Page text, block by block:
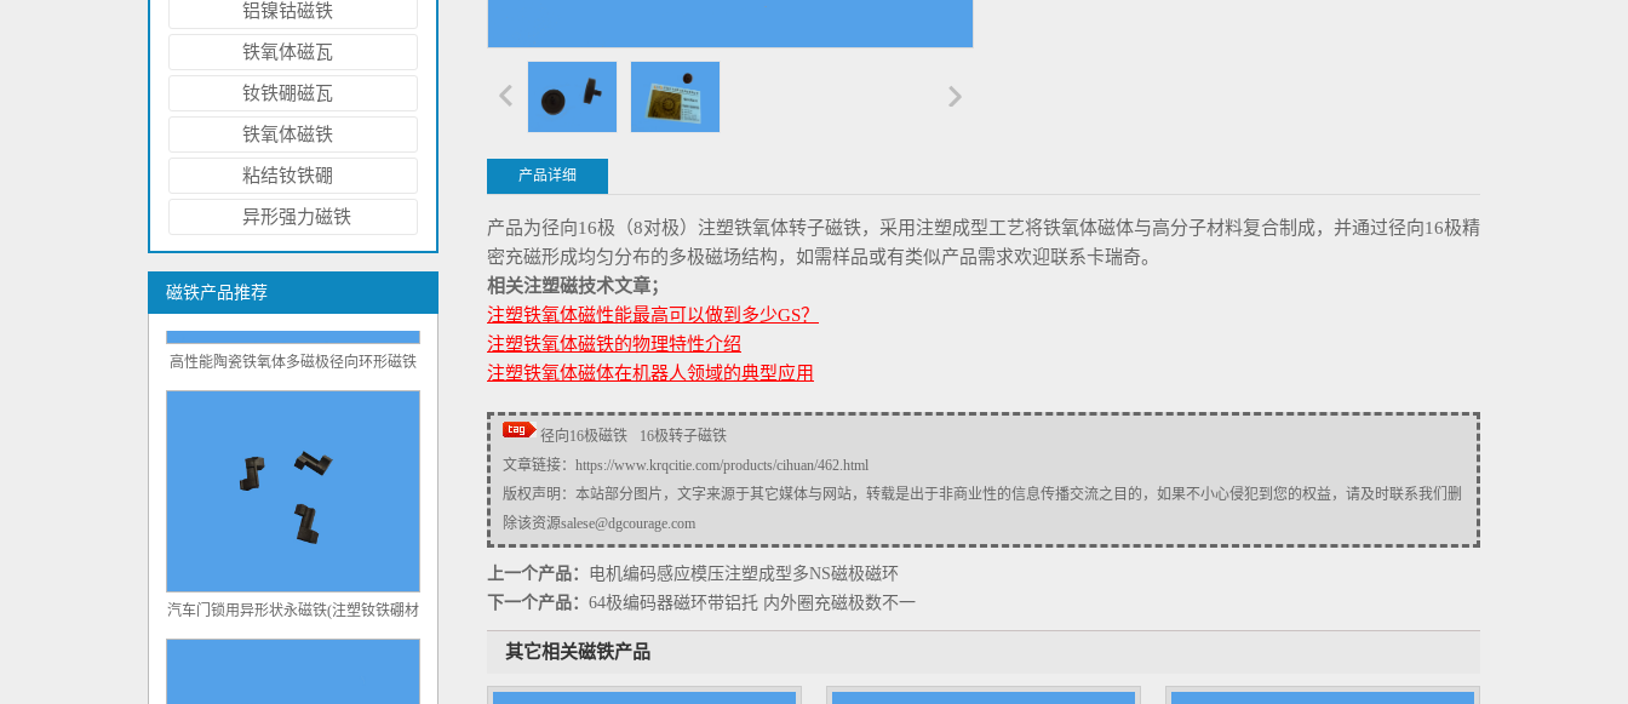
铝镍钴磁铁
铁氧体磁瓦
钕铁硼磁瓦
铁氧体磁铁
粘结钕铁硼
异形强力磁铁
磁铁产品推荐
侧面钻孔的钕铁硼圆环磁铁 N52
高性能陶瓷铁氧体多磁极径向环形磁铁
汽车门锁用异形状永磁铁(注塑钕铁硼材
产品详细
产品为径向16极（8对极）注塑铁氧体转子磁铁，采用注塑成型工艺将铁氧体磁体与高分子材料复合制成，并通过径向16极精
密充磁形成均匀分布的多极磁场结构，如需样品或有类似产品需求欢迎联系卡瑞奇。
相关注塑磁技术文章；
注塑铁氧体磁性能最高可以做到多少GS？
注塑铁氧体磁铁的物理特性介绍
注塑铁氧体磁体在机器人领域的典型应用
径向16极磁铁
16极转子磁铁
文章链接： https://www.krqcitie.com/products/cihuan/462.html
版权声明：本站部分图片，文字来源于其它媒体与网站，转载是出于非商业性的信息传播交流之目的，如果不小心侵犯到您的权益，请及时联系我们删
除该资源salese@dgcourage.com
上一个产品： 电机编码感应模压注塑成型多NS磁极磁环
下一个产品： 64极编码器磁环带铝托 内外圈充磁极数不一
其它相关磁铁产品